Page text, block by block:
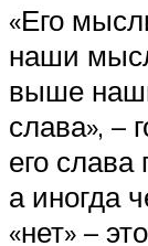
«Его
наши
выше
слава», –
его слава
а иногда
«нет» –